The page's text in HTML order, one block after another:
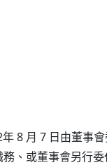
8 月 7 日由董事
、或董事會另行